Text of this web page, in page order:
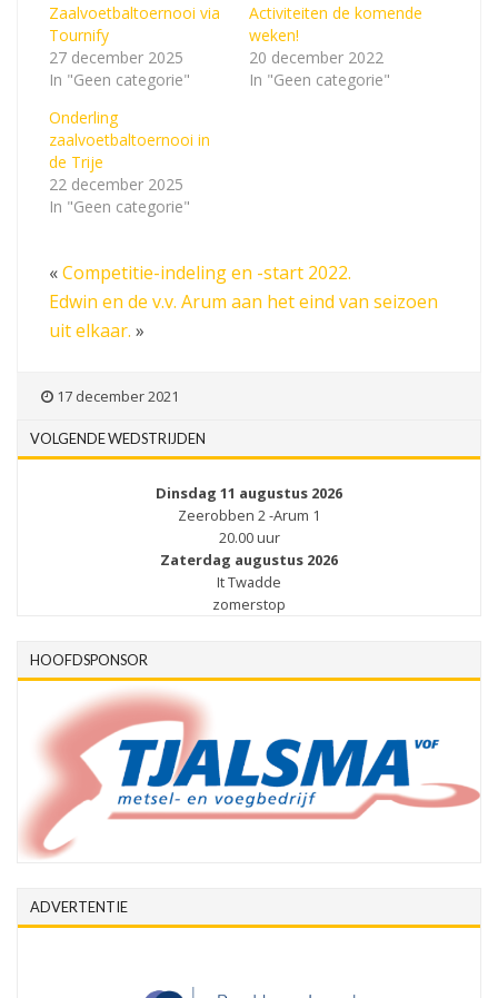
Zaalvoetbaltoernooi via
Tournify
27 december 2025
In "Geen categorie"
Activiteiten de komende
weken!
20 december 2022
In "Geen categorie"
Onderling
zaalvoetbaltoernooi in
de Trije
22 december 2025
In "Geen categorie"
«Competitie-indeling en -start 2022.
Edwin en de v.v. Arum aan het eind van seizoen
uit elkaar. »
17 december 2021
VOLGENDE WEDSTRIJDEN
Dinsdag 11 augustus 2026
Zeerobben 2 -Arum 1
20.00 uur
Zaterdag augustus 2026
It Twadde
zomerstop
HOOFDSPONSOR
ADVERTENTIE